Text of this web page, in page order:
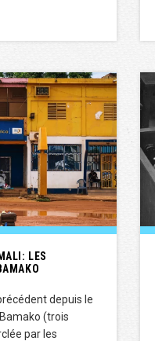
LES
depuis le
(trois
par les